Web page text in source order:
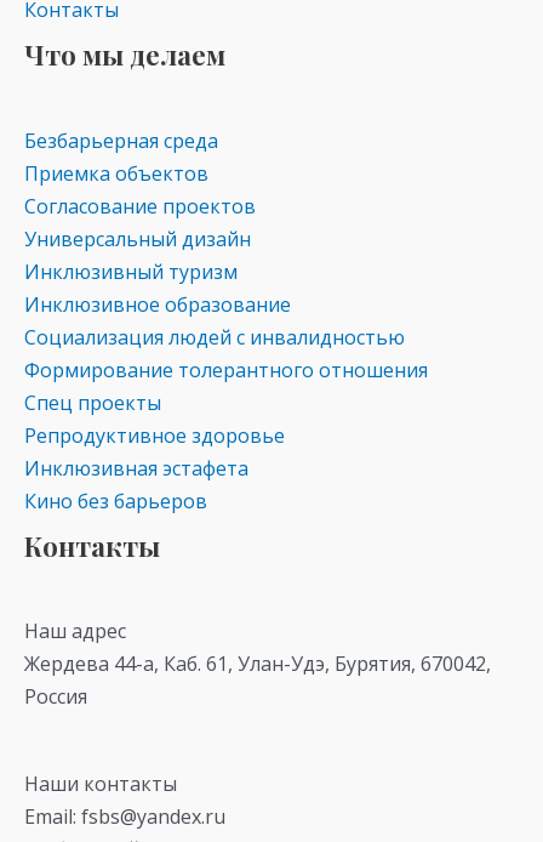
Контакты
Что мы делаем
Безбарьерная среда
Приемка объектов
Согласование проектов
Универсальный дизайн
Инклюзивный туризм
Инклюзивное образование
Социализация людей с инвалидностью
Формирование толерантного отношения
Спец проекты
Репродуктивное здоровье
Инклюзивная эстафета
Кино без барьеров
Контакты
Наш адрес
Жердева 44-а, Каб. 61, Улан-Удэ, Бурятия, 670042,
Россия
Наши контакты
Email: fsbs@yandex.ru